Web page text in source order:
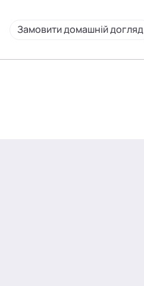
Замовити домашній догляд